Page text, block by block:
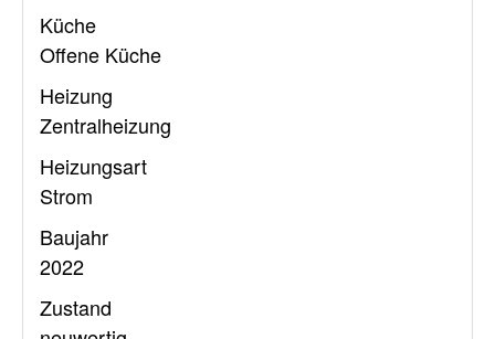
Küche
Offene Küche
Heizung
Zentralheizung
Heizungsart
Strom
Baujahr
2022
Zustand